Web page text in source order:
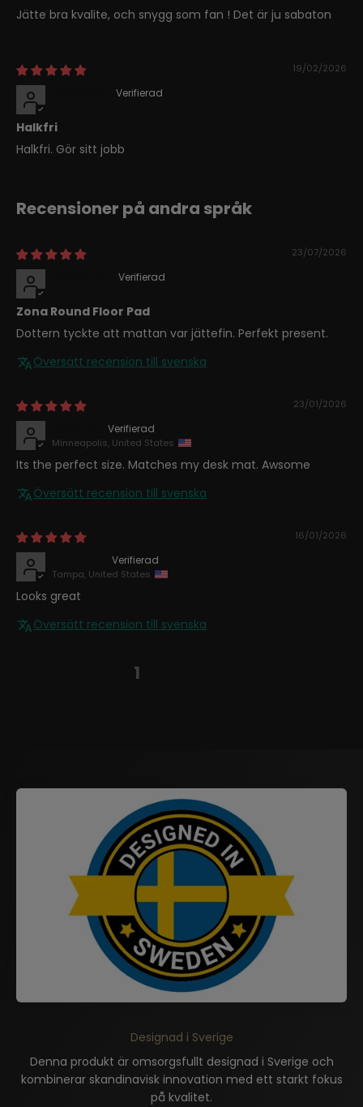
Jätte bra kvalite, och snygg som fan ! Det är ju sabaton
19/02/2026
Halkfri
Halkfri. Gör sitt jobb
Recensioner på andra språk
23/07/2026
Zona Round Floor Pad
Dottern tyckte att mattan var jättefin. Perfekt present.
Översätt recension till svenska
23/01/2026
Minneapolis, United States
Its the perfect size. Matches my desk mat. Awsome
Översätt recension till svenska
16/01/2026
Tampa, United States
Looks great
Översätt recension till svenska
1
Denna produkt är omsorgsfullt designad i Sverige och
kombinerar skandinavisk innovation med ett starkt fokus
på kvalitet.